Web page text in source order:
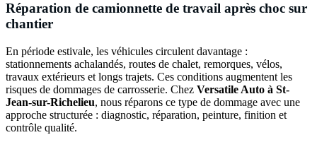
Réparation de camionnette de travail après choc sur
chantier
En période estivale, les véhicules circulent davantage :
stationnements achalandés, routes de chalet, remorques, vélos,
travaux extérieurs et longs trajets. Ces conditions augmentent les
risques de dommages de carrosserie. Chez Versatile Auto à St-
Jean-sur-Richelieu, nous réparons ce type de dommage avec une
approche structurée : diagnostic, réparation, peinture, finition et
contrôle qualité.